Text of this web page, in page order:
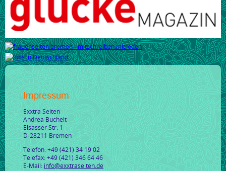
Impressum
Exxtra Seiten
Andrea Buchelt
Elsasser Str. 1
D-28211 Bremen
Telefon: +49 (421) 34 19 02
Telefax: +49 (421) 346 64 46
E-Mail: info@exxtraseiten.de